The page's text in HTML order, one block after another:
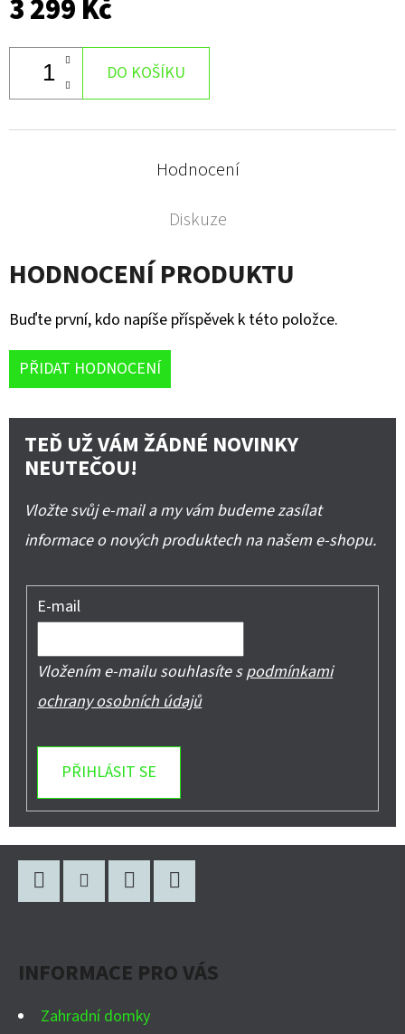
3 299 Kč
DO KOŠÍKU
Hodnocení
Diskuze
HODNOCENÍ PRODUKTU
Buďte první, kdo napíše příspěvek k této položce.
PŘIDAT HODNOCENÍ
TEĎ UŽ VÁM ŽÁDNÉ NOVINKY
NEUTEČOU!
Vložte svůj e-mail a my vám budeme zasílat
informace o nových produktech na našem e-shopu.
E-mail
Vložením e-mailu souhlasíte spodmínkami
ochrany osobních údajů
PŘIHLÁSIT SE
INFORMACE PRO VÁS
Zahradní domky